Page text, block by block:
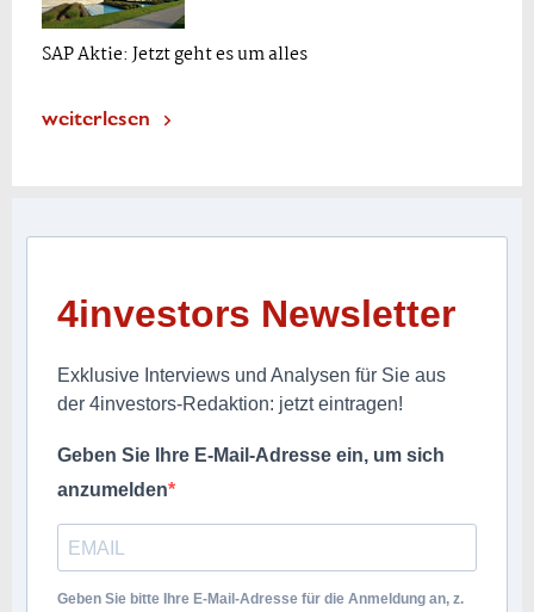
SAP Aktie: Jetzt geht es um alles
weiterlesen
4investors Newsletter
Exklusive Interviews und Analysen für Sie aus
der 4investors-Redaktion: jetzt eintragen!
Geben Sie Ihre E-Mail-Adresse ein, um sich
anzumelden
Geben Sie bitte Ihre E-Mail-Adresse für die Anmeldung an, z.